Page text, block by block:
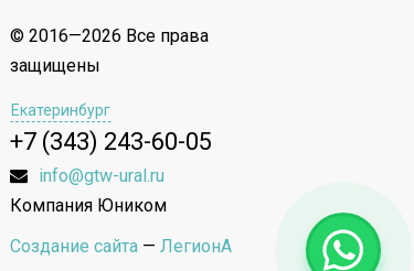
© 2016—2026 Все права
защищены
Екатеринбург
+7 (343) 243-60-05
info@gtw-ural.ru
Компания Юником
Создание сайта— ЛегионА